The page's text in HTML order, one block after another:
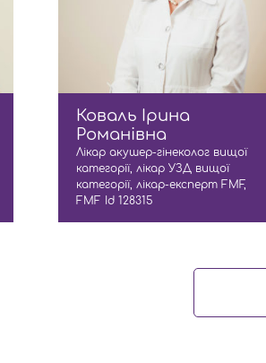
Коваль Ірина
Романівна
Лікар акушер-гінеколог вищої
категорії, лікар УЗД вищої
категорії, лікар-експерт FМF,
FМF Id 128315